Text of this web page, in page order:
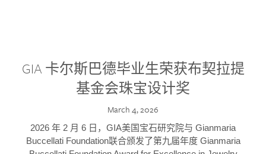
GIA 卡尔斯巴德毕业生荣获布契拉提
基金会珠宝设计奖
March 4, 2026
2026 年 2 月 6 日，GIA美国宝石研究院与 Gianmaria
Buccellati Foundation联合颁发了第九届年度 Gianmaria